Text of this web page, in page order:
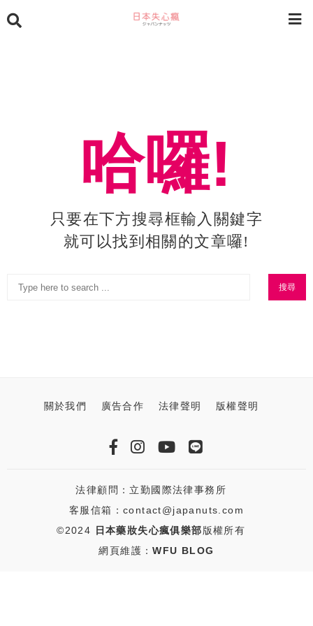
哈囉!
只要在下方搜尋框輸入關鍵字
就可以找到相關的文章囉!
關於我們 廣告合作 法律聲明 版權聲明
法律顧問：立勤國際法律事務所
客服信箱：contact@japanuts.com
©2024
日本藥妝失心瘋俱樂部版權所有
網頁維護：WFU BLOG